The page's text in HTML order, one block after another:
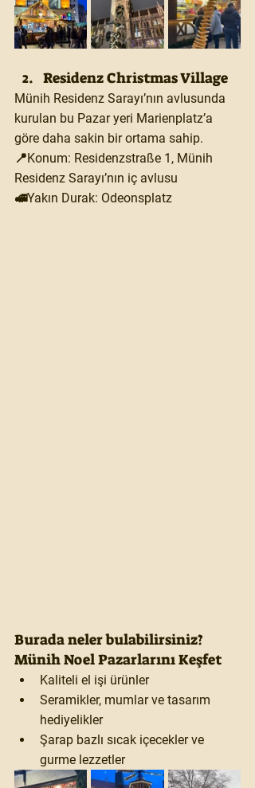
Residenz Christmas Village
Münih Residenz Sarayı’nın avlusunda
kurulan bu Pazar yeri Marienplatz’a
göre daha sakin bir ortama sahip.
📍Konum: Residenzstraße 1, Münih
Residenz Sarayı’nın iç avlusu
🚅Yakın Durak: Odeonsplatz
Burada neler bulabilirsiniz?
Münih Noel Pazarlarını Keşfet
Kaliteli el işi ürünler
Seramikler, mumlar ve tasarım
hediyelikler
Şarap bazlı sıcak içecekler ve
gurme lezzetler